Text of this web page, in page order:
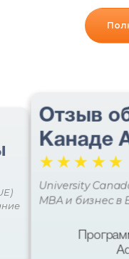
Отзыв
Канаде
☆☆☆ ☆☆
University
MBA и бизнес в